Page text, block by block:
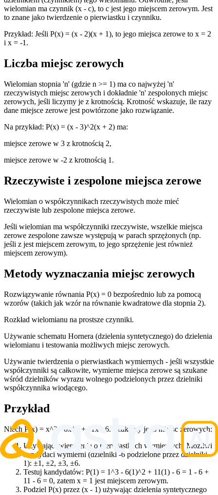
wielomian ma czynnik (x - c), to c jest jego miejscem zerowym. Jest
to znane jako twierdzenie o pierwiastku i czynniku.
Przykład: Jeśli P(x) = (x - 2)(x + 1), to jego miejsca zerowe to x = 2
i x = -1.
Liczba miejsc zerowych
Wielomian stopnia 'n' (gdzie n >= 1) ma co najwyżej 'n'
rzeczywistych miejsc zerowych i dokładnie 'n' zespolonych miejsc
zerowych, jeśli liczymy je z krotnością. Krotność wskazuje, ile razy
dane miejsce zerowe jest powtórzone jako rozwiązanie.
Na przykład: P(x) = (x - 3)^2(x + 2) ma:
miejsce zerowe w 3 z krotnością 2,
miejsce zerowe w -2 z krotnością 1.
Rzeczywiste i zespolone miejsca zerowe
Wielomian o współczynnikach rzeczywistych może mieć
rzeczywiste lub zespolone miejsca zerowe.
Jeśli wielomian ma współczynniki rzeczywiste, wszelkie miejsca
zerowe zespolone zawsze występują w parach sprzężonych (np.
jeśli z jest miejscem zerowym, to jego sprzężenie jest również
miejscem zerowym).
Metody wyznaczania miejsc zerowych
Rozwiązywanie równania P(x) = 0 bezpośrednio lub za pomocą
wzorów (takich jak wzór na równanie kwadratowe dla stopnia 2).
Rozkład wielomianu na prostsze czynniki.
Używanie schematu Hornera (dzielenia syntetycznego) do dzielenia
wielomianu i testowania możliwych miejsc zerowych.
Używanie twierdzenia o pierwiastkach wymiernych - jeśli wszystkie
współczynniki są całkowite, wymierne miejsca zerowe są szukane
wśród dzielników wyrazu wolnego podzielonych przez dzielniki
współczynnika wiodącego.
Przykład
Niech P(x) = x^3 - 6x^2 + 11x - 6. Szukamy jego miejsc zerowych:
Używając twierdzenia o pierwiastkach wymiernych: Możliwi
kandydaci wymierni (dzielniki -6 podzielone przez dzielniki
1): ±1, ±2, ±3, ±6.
Testuj kandydatów: P(1) = 1^3 - 6(1)^2 + 11(1) - 6 = 1 - 6 +
11 - 6 = 0, zatem x = 1 jest miejscem zerowym.
Podziel P(x) przez (x - 1) używając dzielenia syntetycznego